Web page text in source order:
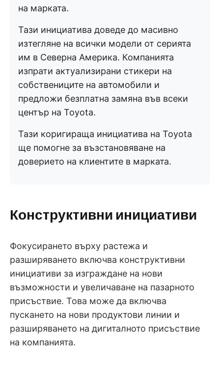
на марката.
Тази инициатива доведе до масивно
изтегляне на всички модели от серията
им в Северна Америка. Компанията
изпрати актуализирани стикери на
собствениците на автомобили и
предложи безплатна замяна във всеки
център на Toyota.
Тази коригираща инициатива на Toyota
ще помогне за възстановяване на
доверието на клиентите в марката.
Конструктивни инициативи
Фокусирането върху растежа и
разширяването включва конструктивни
инициативи за изграждане на нови
възможности и увеличаване на пазарното
присъствие. Това може да включва
пускането на нови продуктови линии и
разширяването на дигиталното присъствие
на компанията.